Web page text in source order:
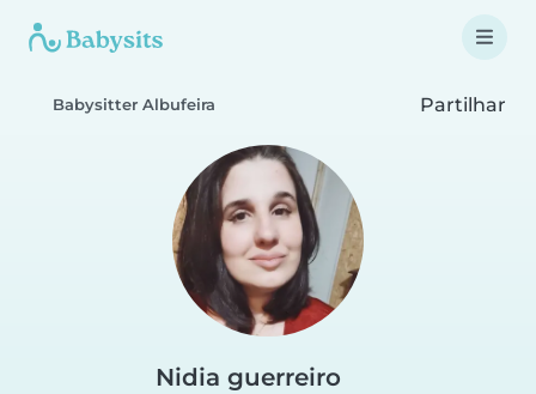
Babysitter Albufeira Partilhar
Nidia guerreiro